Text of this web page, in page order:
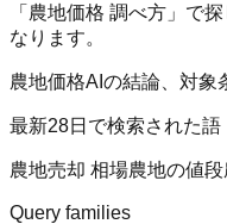
「農地価格 調べ方」で
なります。
農地価格AIの結論、対象
最新28日で検索された語
農地売却 相場農地の値段
Query families